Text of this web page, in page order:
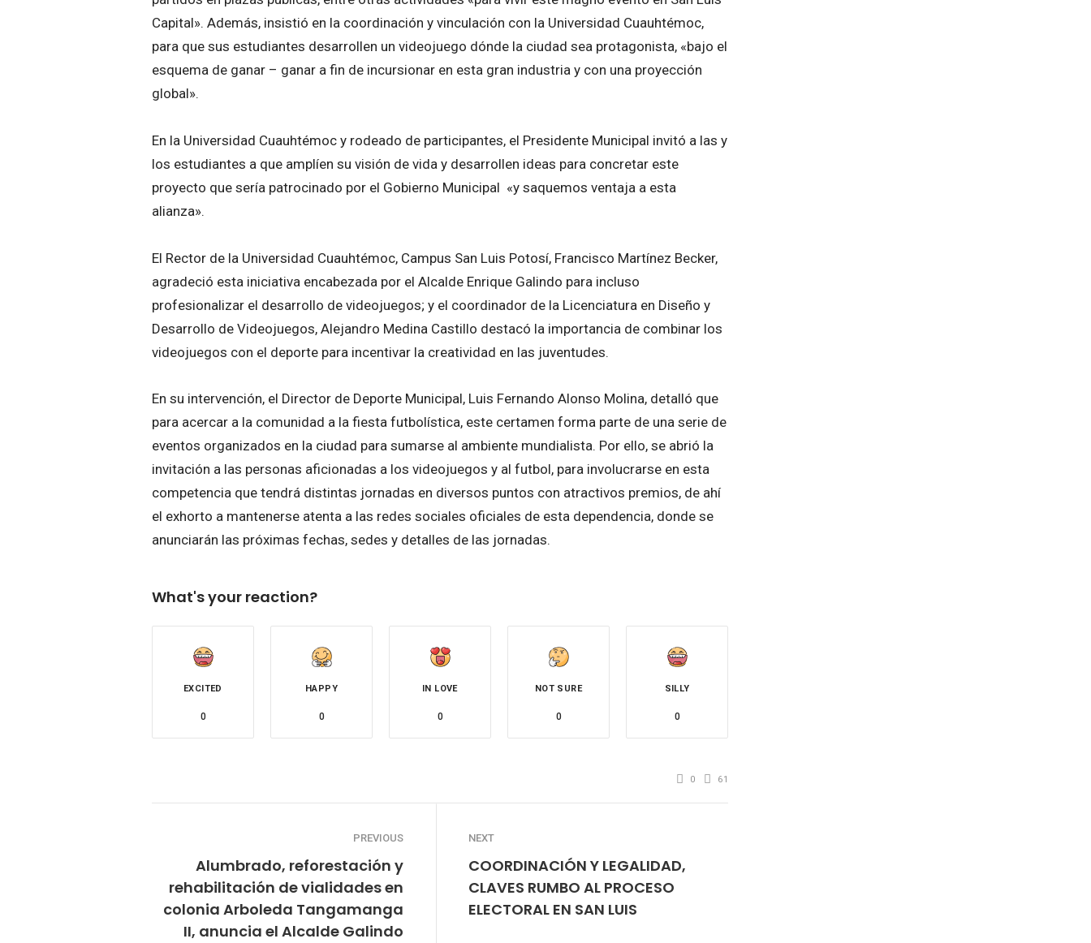
Capital». Además, insistió en la coordinación y vinculación con la Universidad Cuauhtémoc,
para que sus estudiantes desarrollen un videojuego dónde la ciudad sea protagonista, «bajo el
esquema de ganar – ganar a fin de incursionar en esta gran industria y con una proyección
global».
En la Universidad Cuauhtémoc y rodeado de participantes, el Presidente Municipal invitó a las y
los estudiantes a que amplíen su visión de vida y desarrollen ideas para concretar este
proyecto que sería patrocinado por el Gobierno Municipal «y saquemos ventaja a esta
alianza».
El Rector de la Universidad Cuauhtémoc, Campus San Luis Potosí, Francisco Martínez Becker,
agradeció esta iniciativa encabezada por el Alcalde Enrique Galindo para incluso
profesionalizar el desarrollo de videojuegos; y el coordinador de la Licenciatura en Diseño y
Desarrollo de Videojuegos, Alejandro Medina Castillo destacó la importancia de combinar los
videojuegos con el deporte para incentivar la creatividad en las juventudes.
En su intervención, el Director de Deporte Municipal, Luis Fernando Alonso Molina, detalló que
para acercar a la comunidad a la fiesta futbolística, este certamen forma parte de una serie de
eventos organizados en la ciudad para sumarse al ambiente mundialista. Por ello, se abrió la
invitación a las personas aficionadas a los videojuegos y al futbol, para involucrarse en esta
competencia que tendrá distintas jornadas en diversos puntos con atractivos premios, de ahí
el exhorto a mantenerse atenta a las redes sociales oficiales de esta dependencia, donde se
anunciarán las próximas fechas, sedes y detalles de las jornadas.
What's your reaction?
EXCITED
0
HAPPY
0
IN LOVE
0
NOT SURE
0
SILLY
0
0 61
PREVIOUS
Alumbrado, reforestación y
rehabilitación de vialidades en
colonia Arboleda Tangamanga
II, anuncia el Alcalde Galindo
NEXT
COORDINACIÓN Y LEGALIDAD,
CLAVES RUMBO AL PROCESO
ELECTORAL EN SAN LUIS